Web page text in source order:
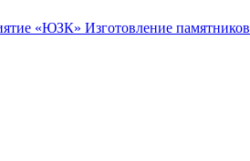
«ЮЗК» Изготовление памятников